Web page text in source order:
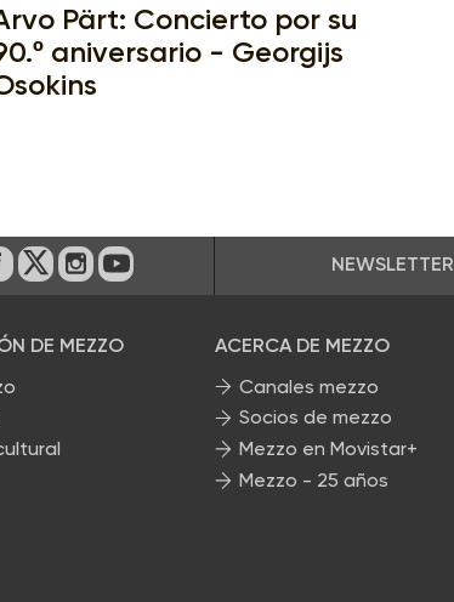
Pärt: Concierto por su
aniversario - Georgijs
Facebook
En Twitter
En Instagram
En Youtube NEWSLETTER
DE MEZZO
ACERCA DE MEZZO
Canales mezzo
Socios de mezzo
Mezzo en Movistar+
Mezzo - 25 años